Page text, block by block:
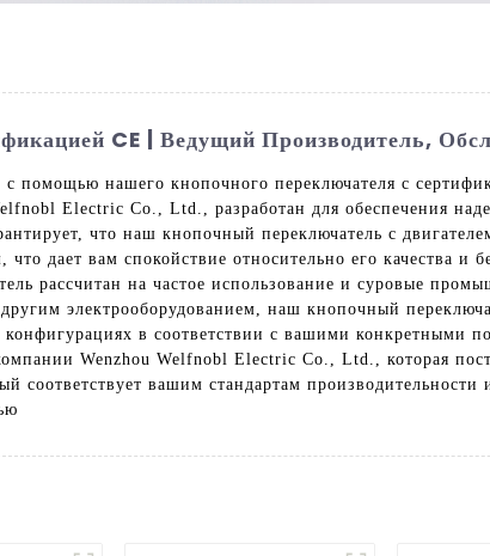
CE | Ведущий Производитель,
помощью нашего кнопочного переключателя с
Electric Co., Ltd., разработан для обеспечения
что наш кнопочный переключатель с двигателем
дает вам спокойствие относительно его качества и
рассчитан на частое использование и суровые
электрооборудованием, наш кнопочный
в соответствии с вашими конкретными
Wenzhou Welfnobl Electric Co., Ltd., которая
соответствует вашим стандартам производительности